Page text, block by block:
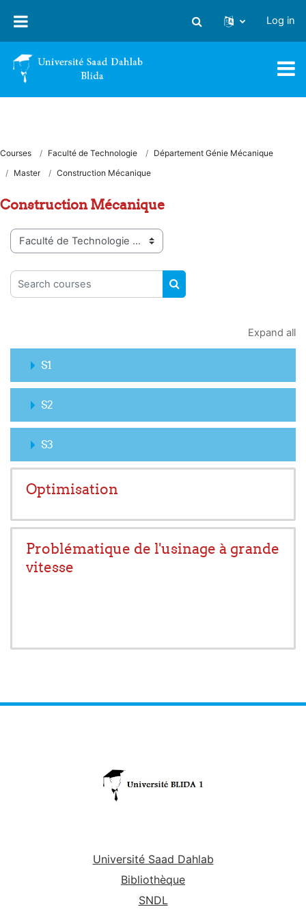
Toggle search input
Log in
Courses Faculté de Technologie
Département Génie Mécanique
Master
Construction Mécanique
Construction Mécanique
Course categories
Search courses
SEARCH COURSES
Expand all
S1
S2
S3
Optimisation
Problématique de l'usinage à grande
vitesse
Université Saad Dahlab
Bibliothèque
SNDL